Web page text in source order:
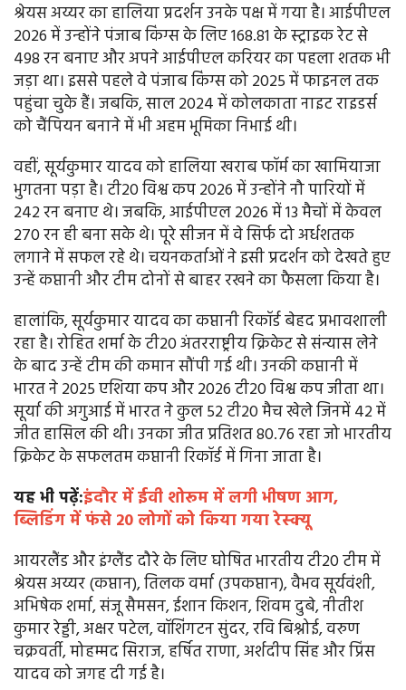
श्रेयस अय्यर का हालिया प्रदर्शन उनके पक्ष में गया है। आईपीएल
2026 में उन्होंने पंजाब किंग्स के लिए 168.81 के स्ट्राइक रेट से
498 रन बनाए और अपने आईपीएल करियर का पहला शतक भी
जड़ा था। इससे पहले वे पंजाब किंग्स को 2025 में फाइनल तक
पहुंचा चुके हैं। जबकि, साल 2024 में कोलकाता नाइट राइडर्स
को चैंपियन बनाने में भी अहम भूमिका निभाई थी।
वहीं, सूर्यकुमार यादव को हालिया खराब फॉर्म का खामियाजा
भुगतना पड़ा है। टी20 विश्व कप 2026 में उन्होंने नौ पारियों में
242 रन बनाए थे। जबकि, आईपीएल 2026 में 13 मैचों में केवल
270 रन ही बना सके थे। पूरे सीजन में वे सिर्फ दो अर्धशतक
लगाने में सफल रहे थे। चयनकर्ताओं ने इसी प्रदर्शन को देखते हुए
उन्हें कप्तानी और टीम दोनों से बाहर रखने का फैसला किया है।
हालांकि, सूर्यकुमार यादव का कप्तानी रिकॉर्ड बेहद प्रभावशाली
रहा है। रोहित शर्मा के टी20 अंतरराष्ट्रीय क्रिकेट से संन्यास लेने
के बाद उन्हें टीम की कमान सौंपी गई थी। उनकी कप्तानी में
भारत ने 2025 एशिया कप और 2026 टी20 विश्व कप जीता था।
सूर्या की अगुआई में भारत ने कुल 52 टी20 मैच खेले जिनमें 42 में
जीत हासिल की थी। उनका जीत प्रतिशत 80.76 रहा जो भारतीय
क्रिकेट के सफलतम कप्तानी रिकॉर्ड में गिना जाता है।
यह भी पढ़ें:इंदौर में ईवी शोरूम में लगी भीषण आग,
ब्लिडिंग में फंसे 20 लोगों को किया गया रेस्क्यू
आयरलैंड और इंग्लैंड दौरे के लिए घोषित भारतीय टी20 टीम में
श्रेयस अय्यर (कप्तान), तिलक वर्मा (उपकप्तान), वैभव सूर्यवंशी,
अभिषेक शर्मा, संजू सैमसन, ईशान किशन, शिवम दुबे, नीतीश
कुमार रेड्डी, अक्षर पटेल, वॉशिंगटन सुंदर, रवि बिश्नोई, वरुण
चक्रवर्ती, मोहम्मद सिराज, हर्षित राणा, अर्शदीप सिंह और प्रिंस
यादव को जगह दी गई है।